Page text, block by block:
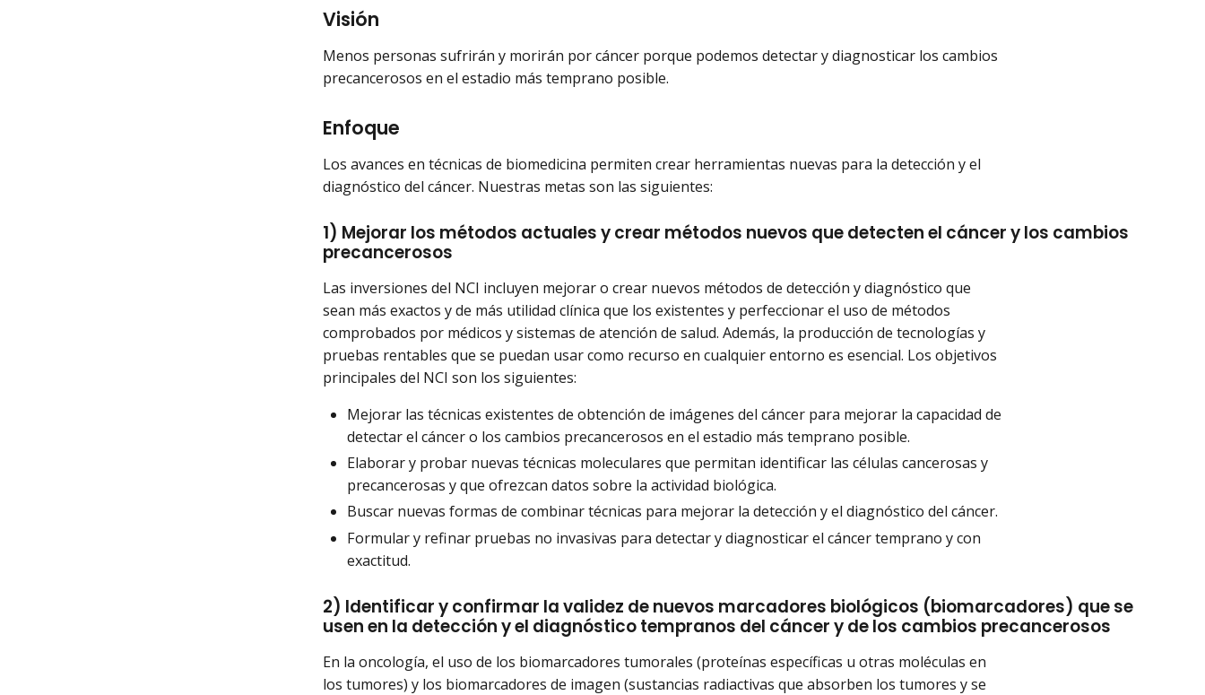
Visión
Menos personas sufrirán y morirán por cáncer porque podemos detectar y diagnosticar los cambios
precancerosos en el estadio más temprano posible.
Enfoque
Los avances en técnicas de biomedicina permiten crear herramientas nuevas para la detección y el
diagnóstico del cáncer. Nuestras metas son las siguientes:
1) Mejorar los métodos actuales y crear métodos nuevos que detecten el cáncer y los cambios
precancerosos
Las inversiones del NCI incluyen mejorar o crear nuevos métodos de detección y diagnóstico que
sean más exactos y de más utilidad clínica que los existentes y perfeccionar el uso de métodos
comprobados por médicos y sistemas de atención de salud. Además, la producción de tecnologías y
pruebas rentables que se puedan usar como recurso en cualquier entorno es esencial. Los objetivos
principales del NCI son los siguientes:
Mejorar las técnicas existentes de obtención de imágenes del cáncer para mejorar la capacidad de
detectar el cáncer o los cambios precancerosos en el estadio más temprano posible.
Elaborar y probar nuevas técnicas moleculares que permitan identificar las células cancerosas y
precancerosas y que ofrezcan datos sobre la actividad biológica.
Buscar nuevas formas de combinar técnicas para mejorar la detección y el diagnóstico del cáncer.
Formular y refinar pruebas no invasivas para detectar y diagnosticar el cáncer temprano y con
exactitud.
2) Identificar y confirmar la validez de nuevos marcadores biológicos (biomarcadores) que se
usen en la detección y el diagnóstico tempranos del cáncer y de los cambios precancerosos
En la oncología, el uso de los biomarcadores tumorales (proteínas específicas u otras moléculas en
los tumores) y los biomarcadores de imagen (sustancias radiactivas que absorben los tumores y se